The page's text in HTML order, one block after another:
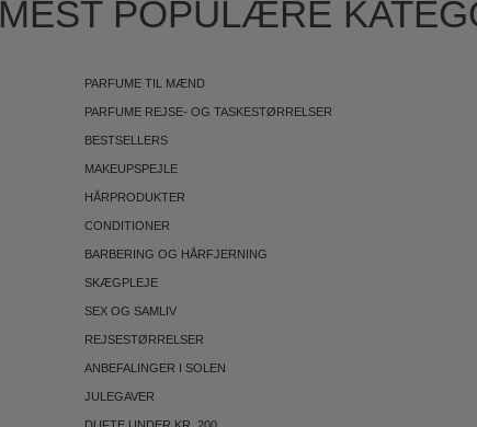
MEST POPULÆRE
PARFUME TIL MÆND
PARFUME REJSE- OG TASKESTØRRELSER
BESTSELLERS
MAKEUPSPEJLE
HÅRPRODUKTER
CONDITIONER
BARBERING OG HÅRFJERNING
SKÆGPLEJE
SEX OG SAMLIV
REJSESTØRRELSER
ANBEFALINGER I SOLEN
JULEGAVER